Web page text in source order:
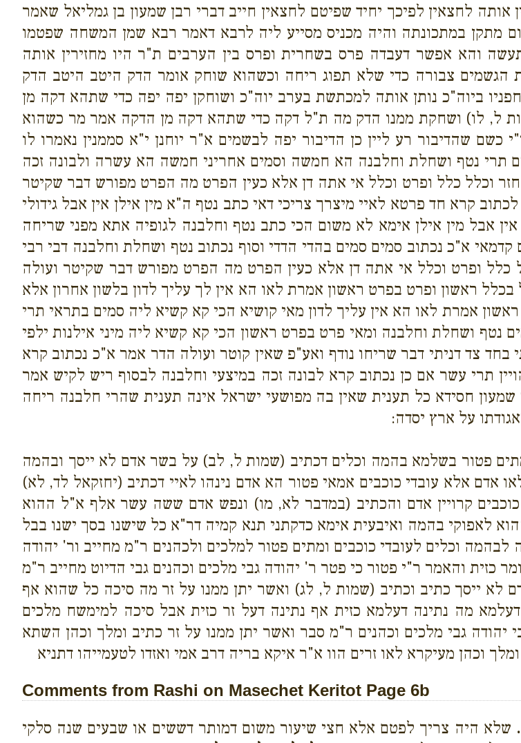
לחצאין לפיכך יחיד שפיטם לחצאין חייב דברי רבן שמעון בן גמליאל שאמר
מתקן במתכונתה והיה מכניס מסייע ליה לרבא דאמר רבא שמן המשחה שפטמו
והא אפשר דעבדה פרס בשחרית ופרס בין הערבים ת"ר היו מחזירין אותה
צבורה כדי שלא תפוג ריחה וכשהוא שוחק אומר הדק היטב היטב הדק
חפניו ביוה"כ נותן אותה למכתשת בערב יוה"כ ושוחקן יפה יפה כדי שתהא דקה מן
ל, לו) ושחקת ממנו הדק מה ת"ל דקה כדי שתהא דקה מן הדקה אמר מר כשהוא
שהדיבור רע ליין כן הדיבור יפה לבשמים א"ר יוחנן י"א סממנין נאמרו לו
נטף ושחלת וחלבנה הא חמשה וסמים אחריני חמשה הא עשרה ולבונה זכה
וכלל כלל ופרט וכלל אי אתה דן אלא כעין הפרט מה הפרט מפורש דבר שקיטר
קרא חד פרטא לאיי מיצרך צריכי דאי כתב נטף ה"א מין אילן אין אבל גידולי
אבל מין אילן אימא לא משום הכי כתב נטף וחלבנה לגופיה אתא מפני שריחה
א"כ נכתוב סמים סמים בהדי הדדי וסוף נכתוב נטף ושחלת וחלבנה דבי רבי
ופרט וכלל אי אתה דן אלא כעין הפרט מה הפרט מפורש דבר שקיטר ועולה
בכלל ראשון ופרט בפרט ראשון אמרת לאו הא אין לך עליך לדון בלשון אחרון אלא
אמרת לאו הא אין עליך לדון מאי קושיא הכי קא קשיא ליה סמים בתראי תרי
נטף ושחלת וחלבנה ומאי פרט בפרט ראשון הכי קא קשיא ליה מיני אילנות ילפי
בחד צד דניתי דבר שריחו נודף ואע"פ שאין קוטר ועולה הדר אמר א"כ נכתוב קרא
תרי עשר אם כן נכתוב קרא לבונה זכה במיצעי וחלבנה לבסוף ריש לקיש אמר
חסידא כל תענית שאין בה מפושעי ישראל אינה תענית שהרי חלבנה ריחה
על ארץ יסדה:
פטור בשלמא בהמה וכלים דכתיב (שמות ל, לב) על בשר אדם לא ייסך ובהמה
אדם אלא עובדי כוכבים אמאי פטור הא אדם נינהו לאיי דכתיב (יחזקאל לד, לא)
כוכבים קרויין אדם והכתיב (במדבר לא, מו) ונפש אדם ששה עשר אלף א"ל ההוא
לאפוקי בהמה ואיבעית אימא כדקתני תנא קמיה דר"א כל שישנו בסך ישנו בבל
וכלים לעובדי כוכבים ומתים פטור למלכים ולכהנים ר"מ מחייב ור' יהודה
כזית והאמר ר"י פטור כי פטר ר' יהודה גבי מלכים וכהנים גבי הדיוט מחייב ר"מ
לא ייסך כתיב וכתיב (שמות ל, לג) ואשר יתן ממנו על זר מה סיכה כל שהוא אף
מה נתינה דעלמא כזית אף נתינה דעל זר כזית אבל סיכה למימשח מלכים
יהודה גבי מלכים וכהנים ר"מ סבר ואשר יתן ממנו על זר כתיב ומלך וכהן השתא
וכהן מעיקרא לאו זרים הוו א"ר איקא בריה דרב אמי ואזדו לטעמייהו דתניא
Comments from Rashi on Masechet Keritot Page 6b
. שלא היה צריך לפטם אלא חצי שיעור משום דמותר דששים או שבעים שנה סלקי